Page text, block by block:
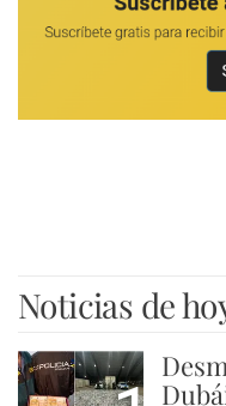
Noticias de